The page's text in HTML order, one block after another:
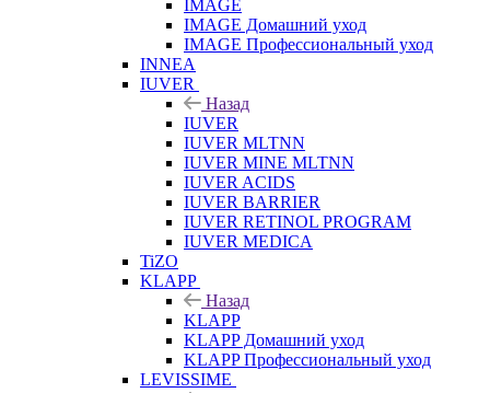
IMAGE
IMAGE Домашний уход
IMAGE Профессиональный уход
INNEA
IUVER
Назад
IUVER
IUVER MLTNN
IUVER MINE MLTNN
IUVER ACIDS
IUVER BARRIER
IUVER RETINOL PROGRAM
IUVER MEDICA
TiZO
KLAPP
Назад
KLAPP
KLAPP Домашний уход
KLAPP Профессиональный уход
LEVISSIME